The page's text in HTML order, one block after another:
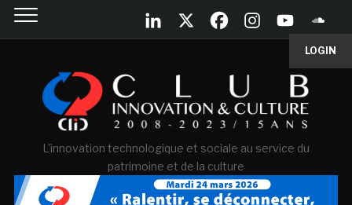
LOGIN
L'innovation technologique et sociale au service du
patrimoine et de la culture